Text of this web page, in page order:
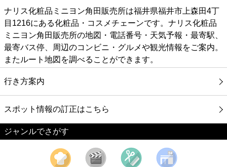
ナリス化粧品ミニヨン角田販売所は福井県福井市上森田4丁
目1216にある化粧品・コスメチェーンです。ナリス化粧品
ミニヨン角田販売所の地図・電話番号・天気予報・最寄駅、
最寄バス停、周辺のコンビニ・グルメや観光情報をご案内。
またルート地図を調べることができます。
行き方案内
スポット情報の訂正はこちら
ジャンルでさがす